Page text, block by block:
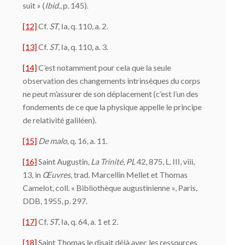
suit » (Ibid., p. 145).
[12]Cf. ST, Ia, q. 110, a. 2.
[13]Cf. ST, Ia, q. 110, a. 3.
[14]C’est notamment pour cela que la seule
observation des changements intrinsèques du corps
ne peut m’assurer de son déplacement (c’est l’un des
fondements de ce que la physique appelle le principe
de relativité galiléen).
[15] De malo, q. 16, a. 11.
[16]Saint Augustin, La Trinité, PL42, 875, L. III, viii,
13, in Œuvres, trad. Marcellin Mellet et Thomas
Camelot, coll. « Bibliothèque augustinienne », Paris,
DDB, 1955, p. 297.
[17]Cf. ST, Ia, q. 64, a. 1 et 2.
[18]Saint Thomas le disait déjà avec les ressources